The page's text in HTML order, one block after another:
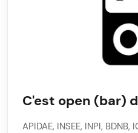
C'est open (bar)
APIDAE, INSEE, INPI,